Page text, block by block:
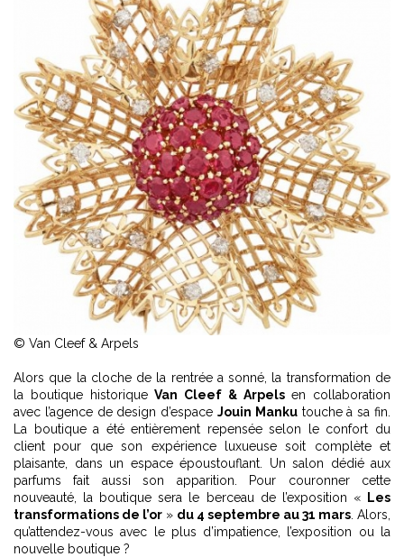
© Van Cleef & Arpels
Alors que la cloche de la rentrée a sonné, la transformation de
la boutique historiqueVan Cleef & Arpelsen collaboration
avec l’agence de design d’espace Jouin Mankutouche à sa fin.
La boutique a été entièrement repensée selon le confort du
client pour que son expérience luxueuse soit complète et
plaisante, dans un espace époustouflant. Un salon dédié aux
parfums fait aussi son apparition. Pour couronner cette
nouveauté, la boutique sera le berceau de l’exposition «
Les
transformations de l’or » du 4 septembre au 31 mars. Alors,
qu’attendez-vous avec le plus d’impatience, l’exposition ou la
nouvelle boutique ?